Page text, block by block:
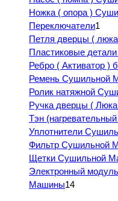
Ножка ( опора )
Переключатели1
Петля дверцы (
Пластиковые
Ребро ( Активатор
Ремень Сушильной
Ролик натяжной
Ручка дверцы (
Тэн
Уплотнители
Фильтр Сушильной
Щетки Сушильной
Электронный
Машины14